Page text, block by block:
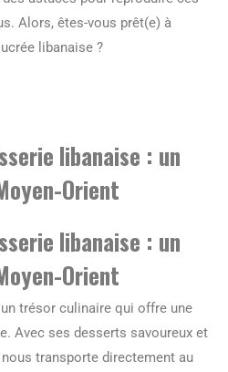
Alors, êtes-vous prêt(e) à
libanaise ?
libanaise : un
Orient
libanaise : un
Orient
trésor culinaire qui offre une
Avec ses desserts savoureux et
transporte directement au